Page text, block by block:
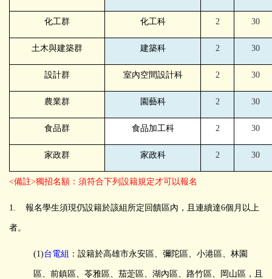
化工群 化工科 2 30
土木與建築群 建築科 2 30
設計群 室內空間設計科 2 30
農業群 園藝科 2 30
食品群 食品加工科 2 30
家政群 家政科 2 30
<備註>獨招名額：須符合下列設籍規定才可以報名
1. 報名學生須現仍設籍於該組所定回饋區內，且連續達6個月以上
者。
(1)台電組 ：設籍於高雄市永安區、彌陀區、小港區、林園
區、前鎮區、苓雅區、茄萣區、湖內區、路竹區、岡山區，且